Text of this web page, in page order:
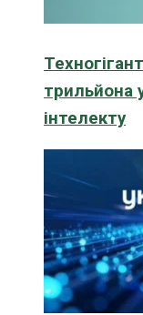
трильйона
інтелекту